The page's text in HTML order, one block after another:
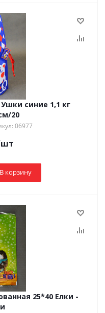
синие 1,1 кг
20
06977
В корзину
25*40 Елки -